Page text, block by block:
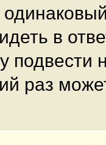
в
подвести
раз